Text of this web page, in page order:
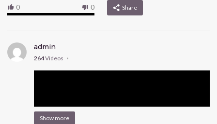
0 0 Share
admin
264Videos
Show more